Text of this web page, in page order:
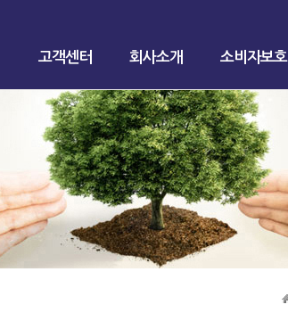
고객센터 회사소개 소비자보호